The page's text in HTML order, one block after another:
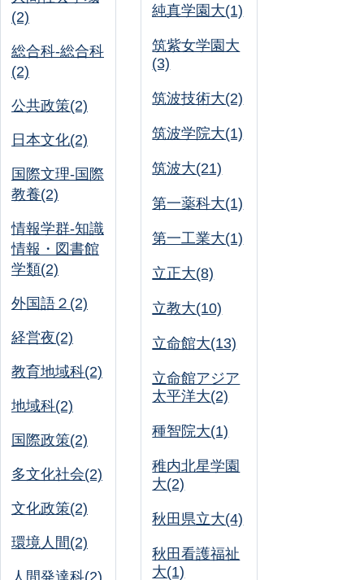
(2)
総合科-総合科
(2)
公共政策(2)
日本文化(2)
国際文理-国際
教養(2)
情報学群-知識
情報・図書館
学類(2)
外国語２(2)
経営夜(2)
教育地域科(2)
地域科(2)
国際政策(2)
多文化社会(2)
文化政策(2)
環境人間(2)
人間発達科(2)
純真学園大(1)
筑紫女学園大
(3)
筑波技術大(2)
筑波学院大(1)
筑波大(21)
第一薬科大(1)
第一工業大(1)
立正大(8)
立教大(10)
立命館大(13)
立命館アジア
太平洋大(2)
種智院大(1)
稚内北星学園
大(2)
秋田県立大(4)
秋田看護福祉
大(1)